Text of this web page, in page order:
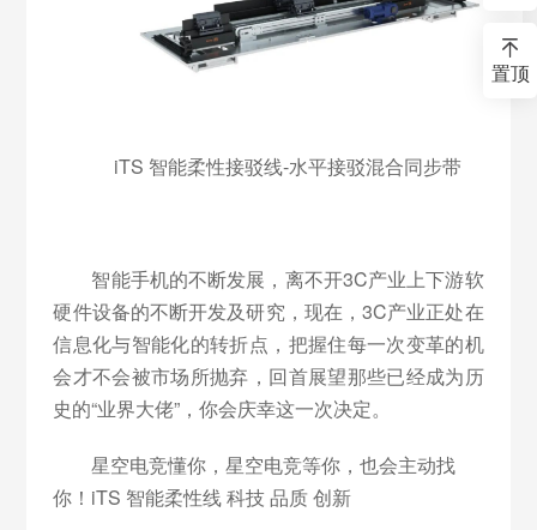
置顶
iTS 智能柔性接驳线-水平接驳混合同步带
智能手机的不断发展，离不开3C产业上下游软
硬件设备的不断开发及研究，现在，3C产业正处在
信息化与智能化的转折点，把握住每一次变革的机
会才不会被市场所抛弃，回首展望那些已经成为历
史的“业界大佬”，你会庆幸这一次决定。
星空电竞懂你，星空电竞等你，也会主动找
你！iTS 智能柔性线 科技 品质 创新